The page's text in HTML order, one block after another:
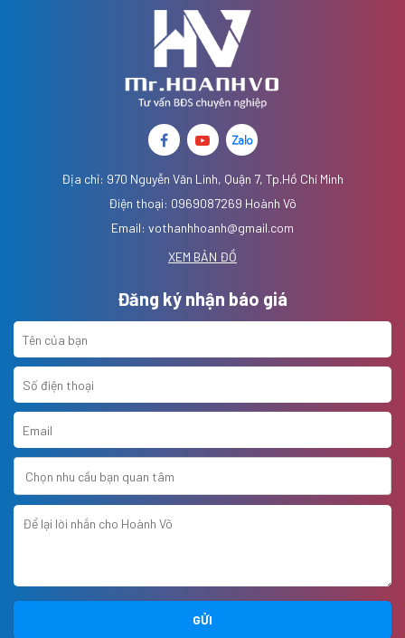
Địa chỉ: 970 Nguyễn Văn Linh, Quận 7, Tp.Hồ Chí Minh
Điện thoại: 0969087269 Hoành Võ
Email: vothanhhoanh@gmail.com
XEM BẢN ĐỒ
Đăng ký nhận báo giá
GỬI